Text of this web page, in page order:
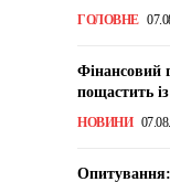
ГОЛОВНЕ
Фінансовий
пощастить
НОВИНИ
Опитування: